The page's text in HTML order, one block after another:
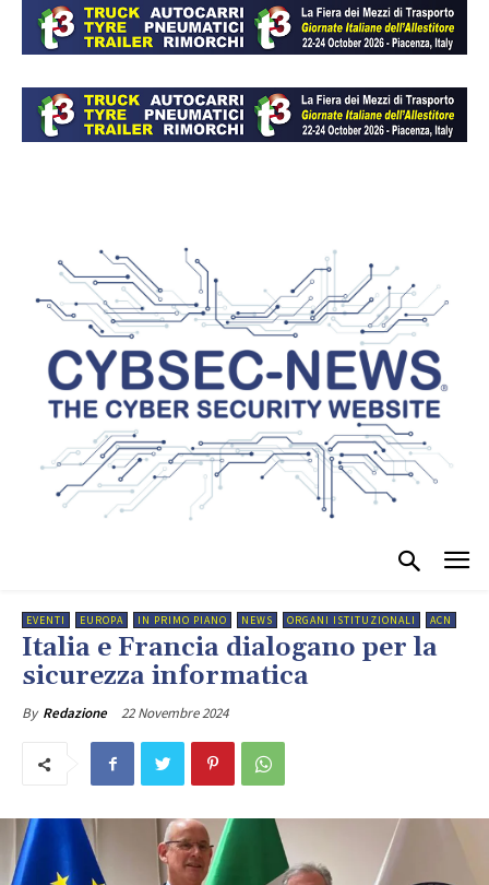
EVENTI EUROPA IN PRIMO PIANO NEWS ORGANI ISTITUZIONALI ACN
Italia e Francia dialogano per la
sicurezza informatica
By Redazione 22 Novembre 2024